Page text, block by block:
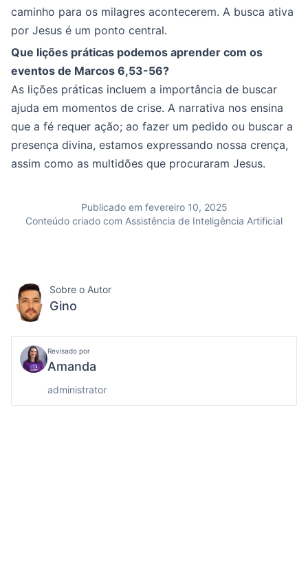
caminho para os milagres acontecerem. A busca ativa
por Jesus é um ponto central.
Que lições práticas podemos aprender com os
eventos de Marcos 6,53-56?
As lições práticas incluem a importância de buscar
ajuda em momentos de crise. A narrativa nos ensina
que a fé requer ação; ao fazer um pedido ou buscar a
presença divina, estamos expressando nossa crença,
assim como as multidões que procuraram Jesus.
Publicado em fevereiro 10, 2025
Conteúdo criado com Assistência de Inteligência Artificial
Sobre o Autor
Gino
Revisado por
Amanda
administrator